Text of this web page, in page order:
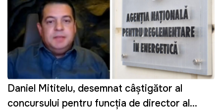
Daniel Mititelu, desemnat câștigător al
concursului pentru funcția de director al